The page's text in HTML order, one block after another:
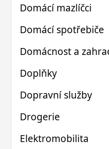
Domácí mazlíčci
Domácí spotřebiče
Domácnost a
Doplňky
Dopravní služby
Drogerie
Elektromobilita